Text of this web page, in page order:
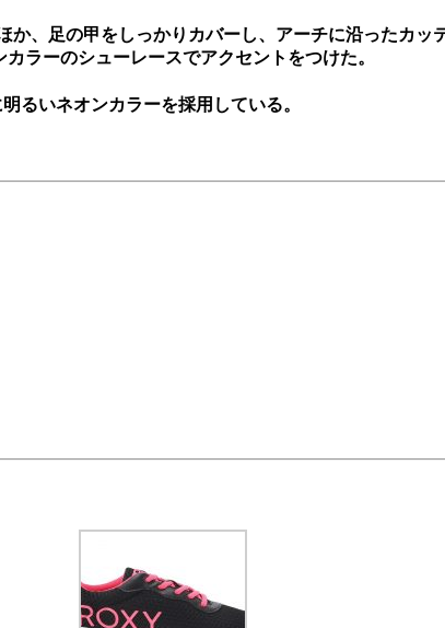
、足の甲をしっかりカバーし、アーチに沿ったカッ
ラーのシューレースでアクセントをつけた。
るいネオンカラーを採用している。